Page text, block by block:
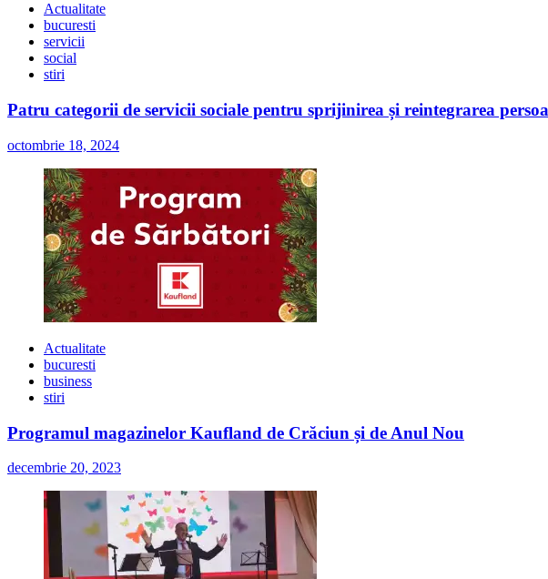
Actualitate
bucuresti
servicii
social
stiri
Patru categorii de servicii sociale pentru sprijinirea și reintegrarea
octombrie 18, 2024
Actualitate
bucuresti
business
stiri
Programul magazinelor Kaufland de Crăciun și de Anul Nou
decembrie 20, 2023